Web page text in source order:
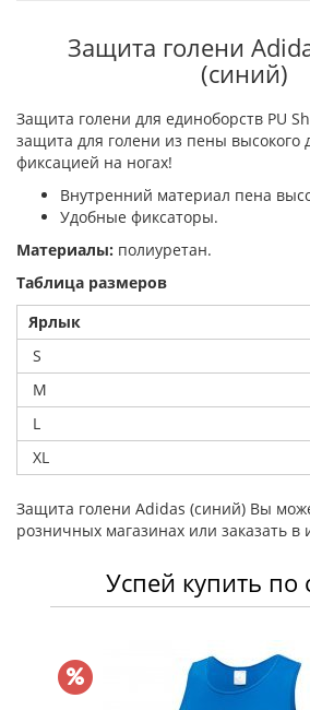
Защита голени
(синий)
Защита голени для единоборств PU
защита для голени из пены высокого
фиксацией на ногах!
Внутренний материал пена
Удобные фиксаторы.
Материалы: полиуретан.
Таблица размеров
Ярлык
S
M
L
XL
Защита голени Adidas (синий) Вы
розничных магазинах или заказать в
Успей купить по